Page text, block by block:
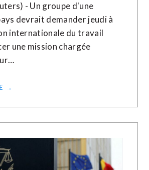
- Un groupe d'une
devrait demander jeudi à
internationale du travail
une mission chargée
→